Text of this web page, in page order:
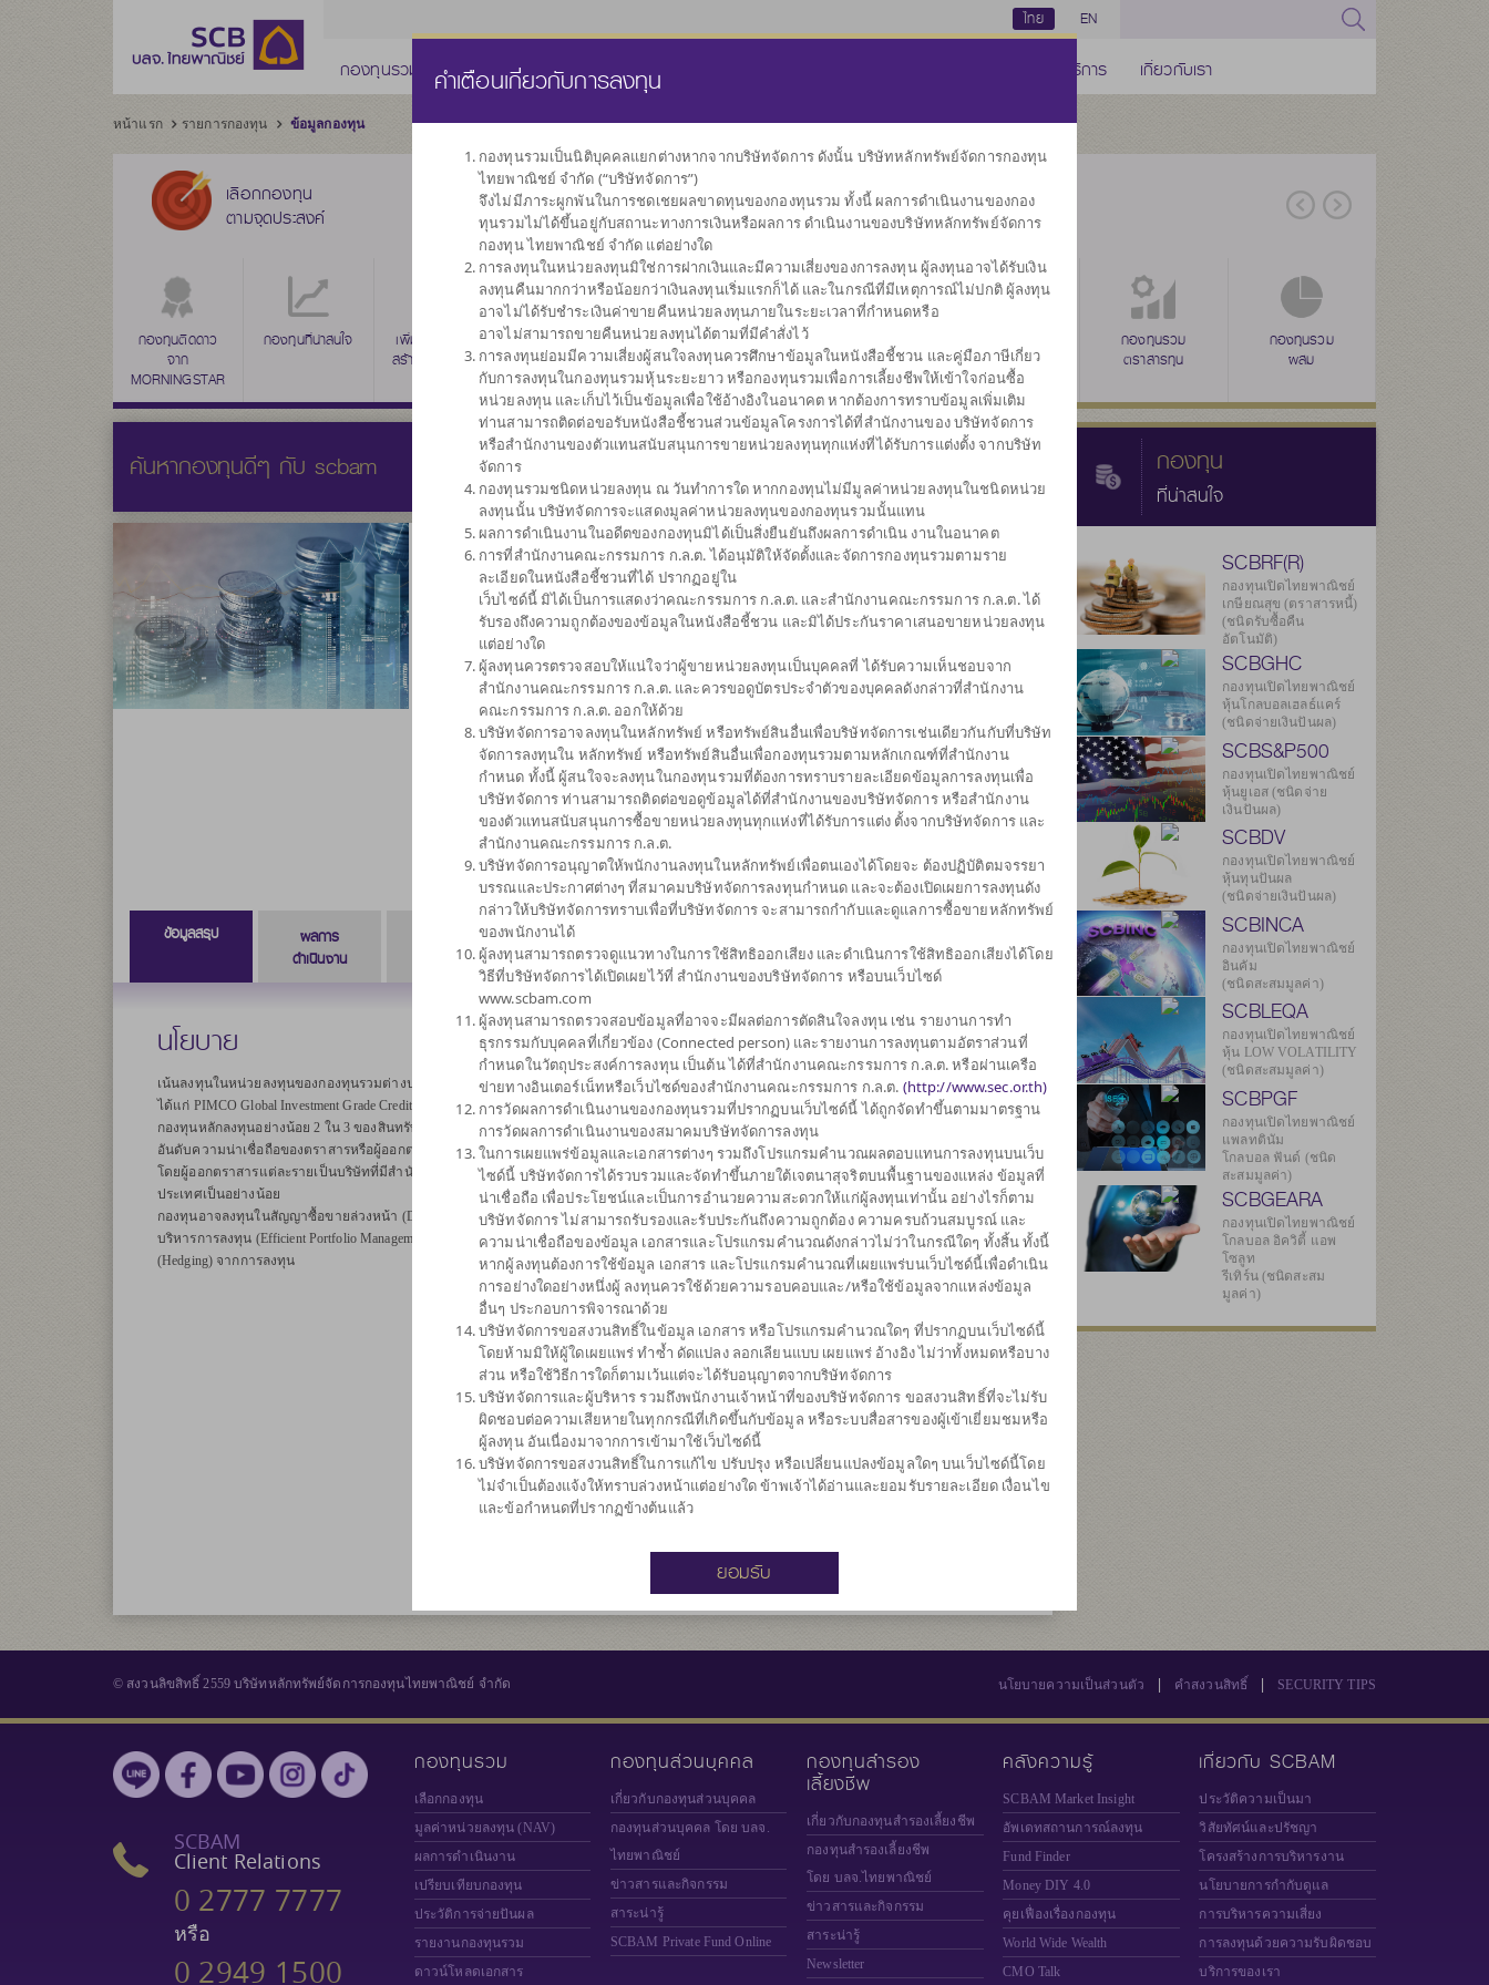
ไทย EN
กองทุนรวม กองทุนส่วนบุคคล ช่องทางบริการ เกี่ยวกับเรา
หน้าแรก รายการกองทุน ข้อมูลกองทุน
เลือกกองทุน
ตามจุดประสงค์
กองทุนติดดาว
จาก
MORNINGSTAR
กองทุนที่น่าสนใจ
เพิ่มค่าเงินลงทุน
สร้างผลตอบแทน
ผันผวนต่ำ
รักษาเงินลงทุน
กระจายการลงทุน
หลายสินทรัพย์
รับเงินปันผล
การลงทุน
ลดหย่อนภาษี
ลดหย่อนภาษี
เลือกกองทุน
ตามนโยบายการลงทุน
กองทุนรวมตลาด
เงิน
ตราสารหนี้
กองทุนรวม
ตราสารทุน
กองทุนรวม
ผสม
ค้นหากองทุนดีๆ กับ scbam
กองทุนเปิดไทยพาณิชย์ โกลบอล
สตราทีจิก อินเวสเมนท์ (ชนิดสะสมมูลค่า)
SCBGSIF SHARE
ความเสี่ยงปาน
ค่อนข้างสูง
ตั้งแต่ต้นปี
0
ข้อมูล ณ
มูลค่าหน่วยลงทุน
12.0725
0.0052
ข้อมูล ณ วันที่ 5 ส.ค. 2569
*ตามสกุลเงินของกองทุน
ข้อมูลสรุป
ผลการ
ดำเนินงาน
สั่งซื้อขาย
ดาวน์โหลด
เอกสาร
วันหยุด
นโยบาย
เน้นลงทุนในหน่วยลงทุนของกองทุนรวมต่างประเทศเพียงกองทุนเดียว (Feeder Fund)
ได้แก่ PIMCO Global Investment Grade Credit (Institutional share class) (กองทุนหลัก)
กองทุนหลักลงทุนอย่างน้อย 2 ใน 3 ของสินทรัพย์ทั้งหมดในตราสารหนี้ภาคเอกชนที่มี
อันดับความน่าเชื่อถือของตราสารหรือผู้ออกตราสารอยู่ในอันดับที่สามารถลงทุนได้
โดยผู้ออกตราสารแต่ละรายเป็นบริษัทที่มีสำนักงานสาขาหรือประกอบธุรกิจอยู่ใน 3
ประเทศเป็นอย่างน้อย
กองทุนอาจลงทุนในสัญญาซื้อขายล่วงหน้า (Derivatives) เพื่อเพิ่มประสิทธิภาพการ
บริหารการลงทุน (Efficient Portfolio Management) ซึ่งรวมถึงการป้องกันความเสี่ยง
(Hedging) จากการลงทุน
ประเภทกองทุน
กองทุนที่ลงทุนในต่างประเทศ
ประเภทกองทุนย่อย
เน้นลงทุนแบบผสม
จำนวนเงินลงทุนโครงการ 20,000 ล้าน
วันที่จดทะเบียนกองทุน
วันที่ครบอายุกองทุน
N/A
ราคาขาย 12.1372
ราคาซื้อคืน 12.0725
มูลค่าทรัพย์สินสุทธิ
718,313,799.00
มูลค่าหน่วยลงทุน
กองทุน
ที่น่าสนใจ
SCBRF(R)
กองทุนเปิดไทยพาณิชย์
เกษียณสุข (ตราสารหนี้)
(ชนิดรับซื้อคืน
อัตโนมัติ)
SCBGHC
กองทุนเปิดไทยพาณิชย์
หุ้นโกลบอลเฮลธ์แคร์
(ชนิดจ่ายเงินปันผล)
SCBS&P500
กองทุนเปิดไทยพาณิชย์
หุ้นยูเอส (ชนิดจ่าย
เงินปันผล)
SCBDV
กองทุนเปิดไทยพาณิชย์
หุ้นทุนปันผล
(ชนิดจ่ายเงินปันผล)
SCBINCA
กองทุนเปิดไทยพาณิชย์
อินคัม
(ชนิดสะสมมูลค่า)
SCBLEQA
กองทุนเปิดไทยพาณิชย์
หุ้น LOW VOLATILITY
(ชนิดสะสมมูลค่า)
SCBPGF
กองทุนเปิดไทยพาณิชย์
แพลทตินัม
โกลบอล ฟันด์ (ชนิด
สะสมมูลค่า)
SCBGEARA
กองทุนเปิดไทยพาณิชย์
โกลบอล อิควิตี้ แอพ
โซลูท
รีเทิร์น (ชนิดสะสม
มูลค่า)
คำเตือนเกี่ยวกับการลงทุน
กองทุนรวมเป็นนิติบุคคลแยกต่างหากจากบริษัทจัดการ ดังนั้น บริษัทหลักทรัพย์จัดการกองทุน
ไทยพาณิชย์ จำกัด (“บริษัทจัดการ”)
จึงไม่มีภาระผูกพันในการชดเชยผลขาดทุนของกองทุนรวม ทั้งนี้ ผลการดำเนินงานของกอง
ทุนรวมไม่ได้ขึ้นอยู่กับสถานะทางการเงินหรือผลการ ดำเนินงานของบริษัทหลักทรัพย์จัดการ
กองทุน ไทยพาณิชย์ จำกัด แต่อย่างใด
การลงทุนในหน่วยลงทุนมิใช่การฝากเงินและมีความเสี่ยงของการลงทุน ผู้ลงทุนอาจได้รับเงิน
ลงทุนคืนมากกว่าหรือน้อยกว่าเงินลงทุนเริ่มแรกก็ได้ และในกรณีที่มีเหตุการณ์ไม่ปกติ ผู้ลงทุน
อาจไม่ได้รับชำระเงินค่าขายคืนหน่วยลงทุนภายในระยะเวลาที่กำหนดหรือ
อาจไม่สามารถขายคืนหน่วยลงทุนได้ตามที่มีคำสั่งไว้
การลงทุนย่อมมีความเสี่ยงผู้สนใจลงทุนควรศึกษาข้อมูลในหนังสือชี้ชวน และคู่มือภาษีเกี่ยว
กับการลงทุนในกองทุนรวมหุ้นระยะยาว หรือกองทุนรวมเพื่อการเลี้ยงชีพให้เข้าใจก่อนซื้อ
หน่วยลงทุน และเก็บไว้เป็นข้อมูลเพื่อใช้อ้างอิงในอนาคต หากต้องการทราบข้อมูลเพิ่มเติม
ท่านสามารถติดต่อขอรับหนังสือชี้ชวนส่วนข้อมูลโครงการได้ที่สำนักงานของ บริษัทจัดการ
หรือสำนักงานของตัวแทนสนับสนุนการขายหน่วยลงทุนทุกแห่งที่ได้รับการแต่งตั้ง จากบริษัท
จัดการ
กองทุนรวมชนิดหน่วยลงทุน ณ วันทำการใด หากกองทุนไม่มีมูลค่าหน่วยลงทุนในชนิดหน่วย
ลงทุนนั้น บริษัทจัดการจะแสดงมูลค่าหน่วยลงทุนของกองทุนรวมนั้นแทน
ผลการดำเนินงานในอดีตของกองทุนมิได้เป็นสิ่งยืนยันถึงผลการดำเนิน งานในอนาคต
การที่สำนักงานคณะกรรมการ ก.ล.ต. ได้อนุมัติให้จัดตั้งและจัดการกองทุนรวมตามราย
ละเอียดในหนังสือชี้ชวนที่ได้ ปรากฏอยู่ใน
เว็บไซด์นี้ มิได้เป็นการแสดงว่าคณะกรรมการ ก.ล.ต. และสำนักงานคณะกรรมการ ก.ล.ต. ได้
รับรองถึงความถูกต้องของข้อมูลในหนังสือชี้ชวน และมิได้ประกันราคาเสนอขายหน่วยลงทุน
แต่อย่างใด
ผู้ลงทุนควรตรวจสอบให้แน่ใจว่าผู้ขายหน่วยลงทุนเป็นบุคคลที่ ได้รับความเห็นชอบจาก
สำนักงานคณะกรรมการ ก.ล.ต. และควรขอดูบัตรประจำตัวของบุคคลดังกล่าวที่สำนักงาน
คณะกรรมการ ก.ล.ต. ออกให้ด้วย
บริษัทจัดการอาจลงทุนในหลักทรัพย์ หรือทรัพย์สินอื่นเพื่อบริษัทจัดการเช่นเดียวกันกับที่บริษัท
จัดการลงทุนใน หลักทรัพย์ หรือทรัพย์สินอื่นเพื่อกองทุนรวมตามหลักเกณฑ์ที่สำนักงาน
กำหนด ทั้งนี้ ผู้สนใจจะลงทุนในกองทุนรวมที่ต้องการทราบรายละเอียดข้อมูลการลงทุนเพื่อ
บริษัทจัดการ ท่านสามารถติดต่อขอดูข้อมูลได้ที่สำนักงานของบริษัทจัดการ หรือสำนักงาน
ของตัวแทนสนับสนุนการซื้อขายหน่วยลงทุนทุกแห่งที่ได้รับการแต่ง ตั้งจากบริษัทจัดการ และ
สำนักงานคณะกรรมการ ก.ล.ต.
บริษัทจัดการอนุญาตให้พนักงานลงทุนในหลักทรัพย์เพื่อตนเองได้โดยจะ ต้องปฏิบัติตมจรรยา
บรรณและประกาศต่างๆ ที่สมาคมบริษัทจัดการลงทุนกำหนด และจะต้องเปิดเผยการลงทุนดัง
กล่าวให้บริษัทจัดการทราบเพื่อที่บริษัทจัดการ จะสามารถกำกับและดูแลการซื้อขายหลักทรัพย์
ของพนักงานได้
ผู้ลงทุนสามารถตรวจดูแนวทางในการใช้สิทธิออกเสียง และดำเนินการใช้สิทธิออกเสียงได้โดย
วิธีที่บริษัทจัดการได้เปิดเผยไว้ที่ สำนักงานของบริษัทจัดการ หรือบนเว็บไซด์
www.scbam.com
ผู้ลงทุนสามารถตรวจสอบข้อมูลที่อาจจะมีผลต่อการตัดสินใจลงทุน เช่น รายงานการทำ
ธุรกรรมกับบุคคลที่เกี่ยวข้อง (Connected person) และรายงานการลงทุนตามอัตราส่วนที่
กำหนดในวัตถุประสงค์การลงทุน เป็นต้น ได้ที่สำนักงานคณะกรรมการ ก.ล.ต. หรือผ่านเครือ
ข่ายทางอินเตอร์เน็ทหรือเว็บไซด์ของสำนักงานคณะกรรมการ ก.ล.ต. (http://www.sec.or.th)
การวัดผลการดำเนินงานของกองทุนรวมที่ปรากฏบนเว็บไซด์นี้ ได้ถูกจัดทำขึ้นตามมาตรฐาน
การวัดผลการดำเนินงานของสมาคมบริษัทจัดการลงทุน
ในการเผยแพร่ข้อมูลและเอกสารต่างๆ รวมถึงโปรแกรมคำนวณผลตอบแทนการลงทุนบนเว็บ
ไซด์นี้ บริษัทจัดการได้รวบรวมและจัดทำขึ้นภายใต้เจตนาสุจริตบนพื้นฐานของแหล่ง ข้อมูลที่
น่าเชื่อถือ เพื่อประโยชน์และเป็นการอำนวยความสะดวกให้แก่ผู้ลงทุนเท่านั้น อย่างไรก็ตาม
บริษัทจัดการ ไม่สามารถรับรองและรับประกันถึงความถูกต้อง ความครบถ้วนสมบูรณ์ และ
ความน่าเชื่อถือของข้อมูล เอกสารและโปรแกรมคำนวณดังกล่าวไม่ว่าในกรณีใดๆ ทั้งสิ้น ทั้งนี้
หากผู้ลงทุนต้องการใช้ข้อมูล เอกสาร และโปรแกรมคำนวณที่เผยแพร่บนเว็บไซด์นี้เพื่อดำเนิน
การอย่างใดอย่างหนึ่งผู้ ลงทุนควรใช้ด้วยความรอบคอบและ/หรือใช้ข้อมูลจากแหล่งข้อมูล
อื่นๆ ประกอบการพิจารณาด้วย
บริษัทจัดการขอสงวนสิทธิ์ในข้อมูล เอกสาร หรือโปรแกรมคำนวณใดๆ ที่ปรากฏบนเว็บไซด์นี้
โดยห้ามมิให้ผู้ใดเผยแพร่ ทำซ้ำ ดัดแปลง ลอกเลียนแบบ เผยแพร่ อ้างอิง ไม่ว่าทั้งหมดหรือบาง
ส่วน หรือใช้วิธีการใดก็ตามเว้นแต่จะได้รับอนุญาตจากบริษัทจัดการ
บริษัทจัดการและผู้บริหาร รวมถึงพนักงานเจ้าหน้าที่ของบริษัทจัดการ ขอสงวนสิทธิ์ที่จะไม่รับ
ผิดชอบต่อความเสียหายในทุกกรณีที่เกิดขึ้นกับข้อมูล หรือระบบสื่อสารของผู้เข้าเยี่ยมชมหรือ
ผู้ลงทุน อันเนื่องมาจากการเข้ามาใช้เว็บไซด์นี้
บริษัทจัดการขอสงวนสิทธิ์ในการแก้ไข ปรับปรุง หรือเปลี่ยนแปลงข้อมูลใดๆ บนเว็บไซด์นี้โดย
ไม่จำเป็นต้องแจ้งให้ทราบล่วงหน้าแต่อย่างใด ข้าพเจ้าได้อ่านและยอมรับรายละเอียด เงื่อนไข
และข้อกำหนดที่ปรากฏข้างต้นแล้ว
ยอมรับ
© สงวนลิขสิทธิ์ 2559 บริษัทหลักทรัพย์จัดการกองทุนไทยพาณิชย์ จำกัด นโยบายความเป็นส่วนตัว | คำสงวนสิทธิ์ | SECURITY TIPS
SCBAM
Client Relations
0 2777 7777
หรือ
0 2949 1500
กองทุนรวม
เลือกกองทุน
มูลค่าหน่วยลงทุน (NAV)
ผลการดำเนินงาน
เปรียบเทียบกองทุน
ประวัติการจ่ายปันผล
รายงานกองทุนรวม
ดาวน์โหลดเอกสาร
กองทุนส่วนบุคคล
เกี่ยวกับกองทุนส่วนบุคคล
กองทุนส่วนบุคคล โดย บลจ.
ไทยพาณิชย์
ข่าวสารและกิจกรรม
สาระน่ารู้
SCBAM Private Fund Online
กองทุนสำรอง
เลี้ยงชีพ
เกี่ยวกับกองทุนสำรองเลี้ยงชีพ
กองทุนสำรองเลี้ยงชีพ
โดย บลจ.ไทยพาณิชย์
ข่าวสารและกิจกรรม
สาระน่ารู้
Newsletter
คลังความรู้
SCBAM Market Insight
อัพเดทสถานการณ์ลงทุน
Fund Finder
Money DIY 4.0
คุยเฟื่องเรื่องกองทุน
World Wide Wealth
CMO Talk
เกี่ยวกับ SCBAM
ประวัติความเป็นมา
วิสัยทัศน์และปรัชญา
โครงสร้างการบริหารงาน
นโยบายการกำกับดูแล
การบริหารความเสี่ยง
การลงทุนด้วยความรับผิดชอบ
บริการของเรา